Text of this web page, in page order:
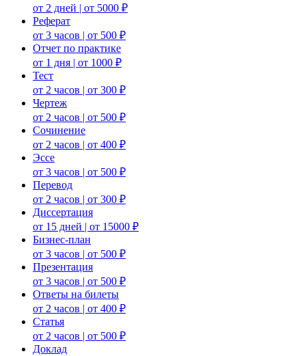
от 2 дней | от 5000 ₽
Реферат
от 3 часов | от 500 ₽
Отчет по практике
от 1 дня | от 1000 ₽
Тест
от 2 часов | от 300 ₽
Чертеж
от 2 часов | от 500 ₽
Сочинение
от 2 часов | от 400 ₽
Эссе
от 3 часов | от 500 ₽
Перевод
от 2 часов | от 300 ₽
Диссертация
от 15 дней | от 15000 ₽
Бизнес-план
от 3 часов | от 500 ₽
Презентация
от 3 часов | от 500 ₽
Ответы на билеты
от 2 часов | от 400 ₽
Статья
от 2 часов | от 500 ₽
Доклад